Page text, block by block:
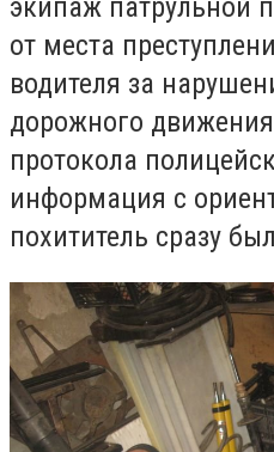
экипаж патрульной
от места
водителя за
дорожного
протокола
информация с
похититель сразу